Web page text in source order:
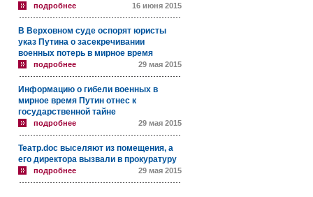
подробнее 16 июня 2015
В Верховном суде оспорят юристы
указ Путина о засекречивании
военных потерь в мирное время
подробнее 29 мая 2015
Информацию о гибели военных в
мирное время Путин отнес к
государственной тайне
подробнее 29 мая 2015
Театр.doc выселяют из помещения, а
его директора вызвали в прокуратуру
подробнее 29 мая 2015